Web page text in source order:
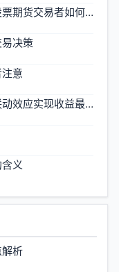
卖盘明显高于买盘代表什么？股票期货交易者如何应对
决策
意
如何把握大盘、板块与个股的联动效应实现收益最大化？
义
析